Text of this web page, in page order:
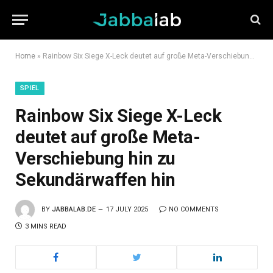
Home » Rainbow Six Siege X-Leck deutet auf große Meta-Verschiebung hin zu Sekundärwaffen hin
SPIEL
Rainbow Six Siege X-Leck
deutet auf große Meta-
Verschiebung hin zu
Sekundärwaffen hin
BY JABBALAB.DE 17 JULY 2025 NO COMMENTS
3 MINS READ